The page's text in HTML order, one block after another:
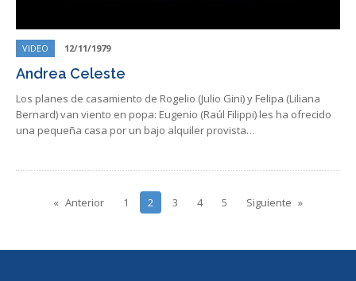
VIDEO 12/11/1979
Andrea Celeste
Los planes de casamiento de Rogelio (Julio Gini) y Felipa (Liliana
Bernard) van viento en popa: Eugenio (Raúl Filippi) les ha ofrecido
una pequeña casa por un bajo alquiler provista…
Anterior 1 2 3 4 5 Siguiente